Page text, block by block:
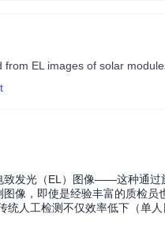
EL images of solar
发光（EL）图像——这种通
像，即使是经验丰富的质检
人工检测不仅效率低下（单